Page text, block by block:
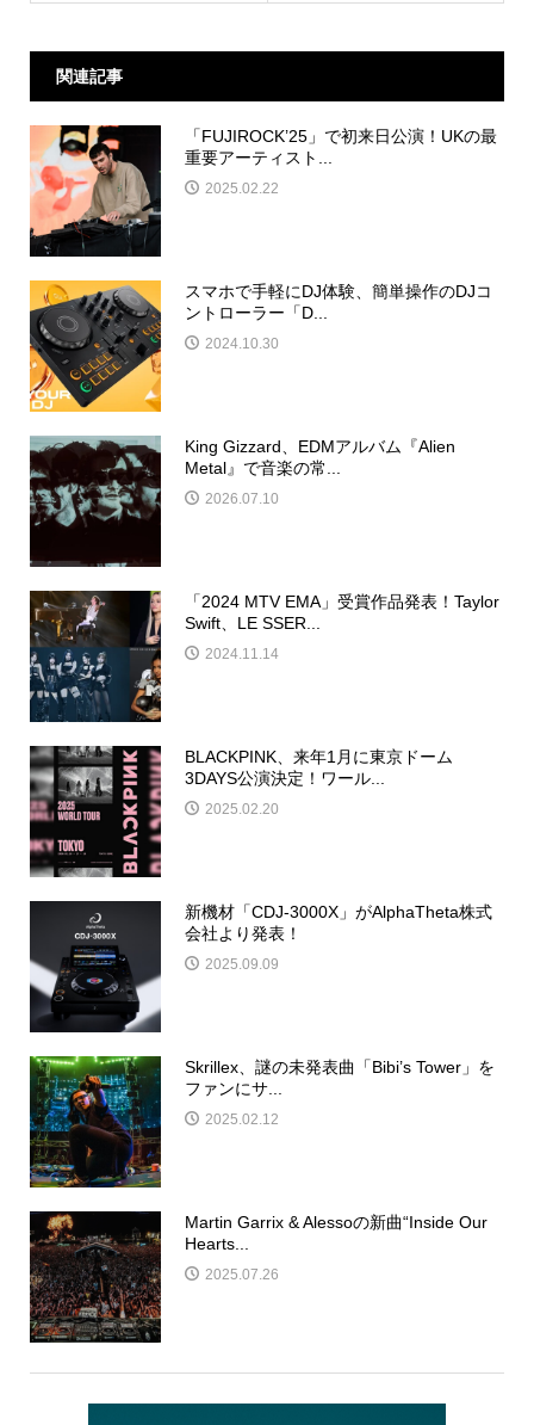
関連記事
「FUJIROCK’25」で初来日公演！UKの最
重要アーティスト...
2025.02.22
スマホで手軽にDJ体験、簡単操作のDJコ
ントローラー「D...
2024.10.30
King Gizzard、EDMアルバム『Alien
Metal』で音楽の常...
2026.07.10
「2024 MTV EMA」受賞作品発表！Taylor
Swift、LE SSER...
2024.11.14
BLACKPINK、来年1月に東京ドーム
3DAYS公演決定！ワール...
2025.02.20
新機材「CDJ-3000X」がAlphaTheta株式
会社より発表！
2025.09.09
Skrillex、謎の未発表曲「Bibi’s Tower」を
ファンにサ...
2025.02.12
Martin Garrix & Alessoの新曲“Inside Our
Hearts...
2025.07.26